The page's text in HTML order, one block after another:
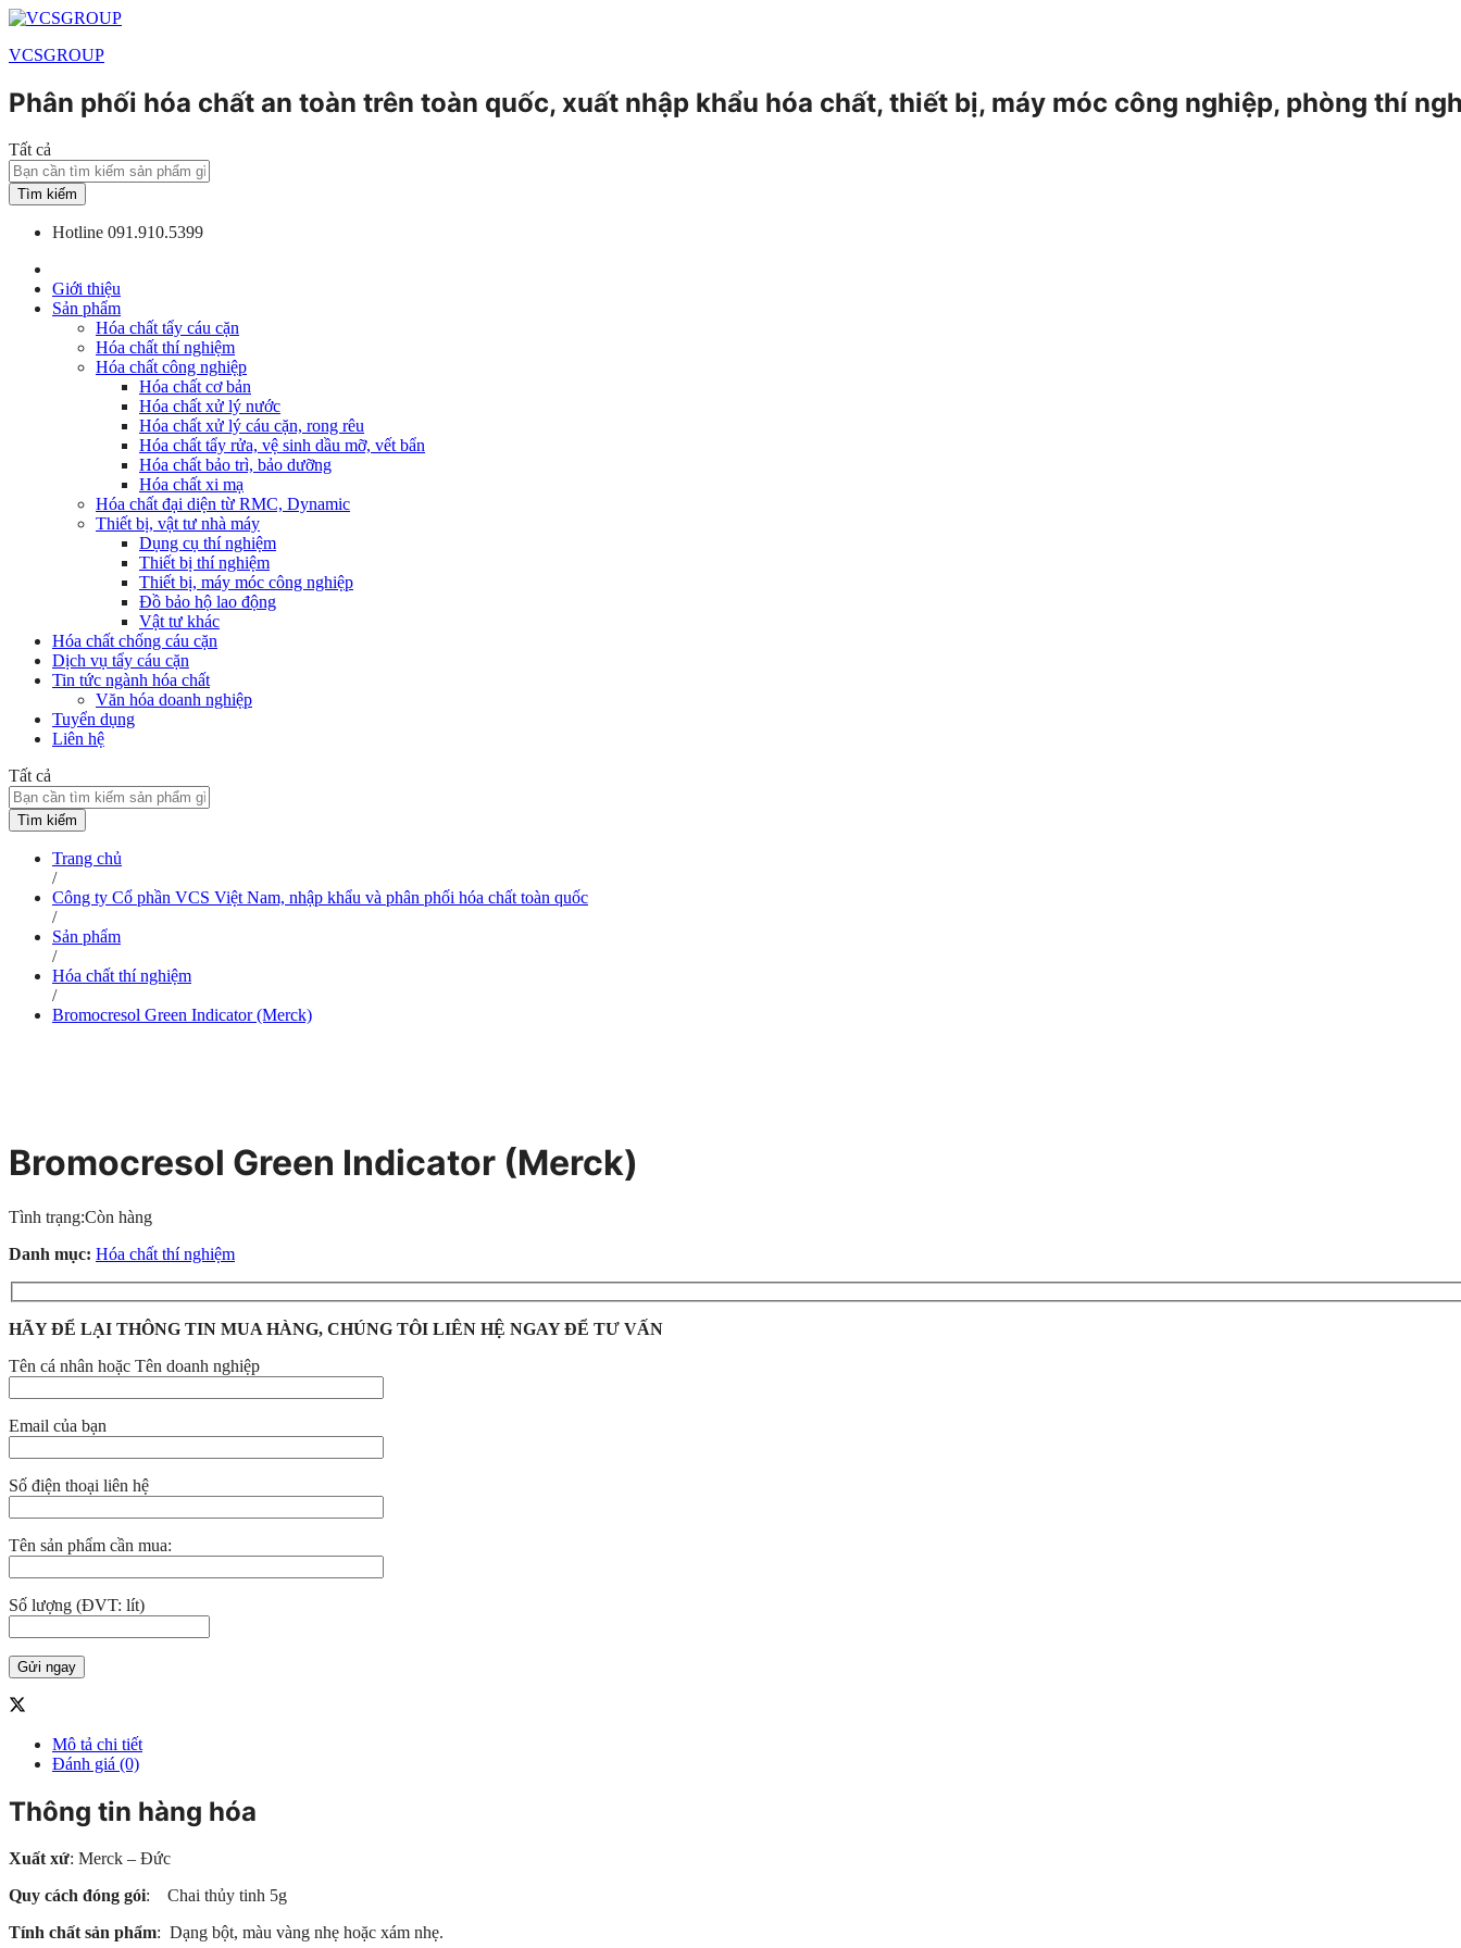
VCSGROUP
Phân phối hóa chất an toàn trên toàn quốc, xuất nhập khẩu hóa chất, thiết bị, máy móc công nghiệp, phòng thí
Tất cả
Tìm kiếm
Hotline 091.910.5399
Giới thiệu
Sản phẩm
Hóa chất tẩy cáu cặn
Hóa chất thí nghiệm
Hóa chất công nghiệp
Hóa chất cơ bản
Hóa chất xử lý nước
Hóa chất xử lý cáu cặn, rong rêu
Hóa chất tẩy rửa, vệ sinh dầu mỡ, vết bẩn
Hóa chất bảo trì, bảo dưỡng
Hóa chất xi mạ
Hóa chất đại diện từ RMC, Dynamic
Thiết bị, vật tư nhà máy
Dụng cụ thí nghiệm
Thiết bị thí nghiệm
Thiết bị, máy móc công nghiệp
Đồ bảo hộ lao động
Vật tư khác
Hóa chất chống cáu cặn
Dịch vụ tẩy cáu cặn
Tin tức ngành hóa chất
Văn hóa doanh nghiệp
Tuyển dụng
Liên hệ
Tất cả
Tìm kiếm
Trang chủ
/
Công ty Cổ phần VCS Việt Nam, nhập khẩu và phân phối hóa chất toàn quốc
/
Sản phẩm
/
Hóa chất thí nghiệm
/
Bromocresol Green Indicator (Merck)
Bromocresol Green Indicator (Merck)
Tình trạng:Còn hàng
Danh mục: Hóa chất thí nghiệm
HÃY ĐỂ LẠI THÔNG TIN MUA HÀNG, CHÚNG TÔI LIÊN HỆ NGAY ĐỂ TƯ VẤN
Tên cá nhân hoặc Tên doanh nghiệp
Email của bạn
Số điện thoại liên hệ
Tên sản phẩm cần mua:
Số lượng (ĐVT: lít)
Mô tả chi tiết
Đánh giá (0)
Thông tin hàng hóa
Xuất xứ: Merck – Đức
Quy cách đóng gói: Chai thủy tinh 5g
Tính chất sản phẩm: Dạng bột, màu vàng nhẹ hoặc xám nhẹ.